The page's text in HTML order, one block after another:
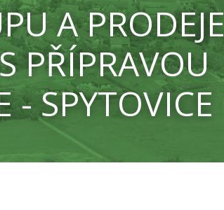
A PRODEJE
PŘÍPRAVOU
- SPYTOVICE